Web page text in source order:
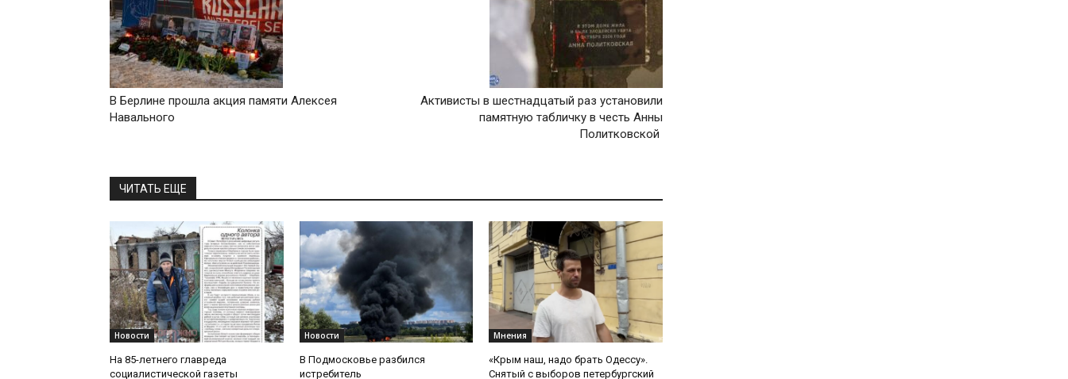
В Берлине прошла акция памяти Алексея
Навального
Активисты в шестнадцатый раз установили
памятную табличку в честь Анны
Политковской
ЧИТАТЬ ЕЩЕ
Новости
На 85-летнего главреда
социалистической газеты
Новости
В Подмосковье разбился
истребитель
Мнения
«Крым наш, надо брать Одессу».
Снятый с выборов петербургский